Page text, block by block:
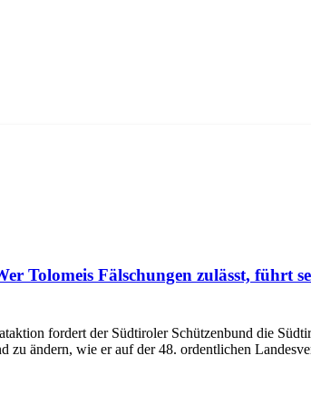
Tolomeis Fälschungen zulässt, führt
fordert der Südtiroler Schützenbund die
zu ändern, wie er auf der 48. ordentlichen